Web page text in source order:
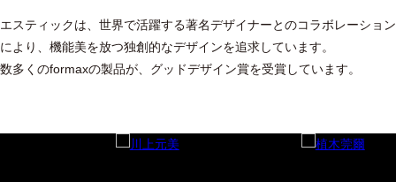
エスティックは、世界で活躍する著名デザイナーとのコラボレーション
により、機能美を放つ独創的なデザインを追求しています。
数多くのformaxの製品が、グッドデザイン賞を受賞しています。